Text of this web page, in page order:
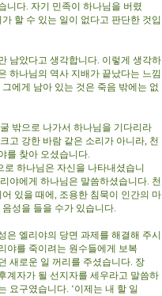
니다. 자기 민족이 하나님을 버렸
할 수 있는 일이 없다고 판단한 것입
남았다고 생각합니다. 이렇게 생각하
하나님의 역사 지배가 끝났다는 느낌
에게 남아 있는 것은 죽음 밖에는 없
밖으로 나가서 하나님을 기다리라
고 강한 바람 같은 소리가 아니라, 천
를 찾아 오셨습니다.
하나님은 자신을 나타내셨습니
야에게 하나님은 말씀하셨습니다. 천
있을 때에, 조용한 침묵이 인간의 마
성을 들을 수가 있습니다.
엘리야의 당면 과제를 해결해 주시
야를 죽이려는 원수들에게 보복
새로운 일 꺼리를 주셨습니다. 장
계자가 될 선지자를 세우라고 말씀하
요구였습니다. ‘이제는 내 할 일